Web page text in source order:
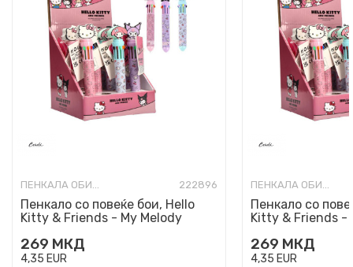
ПЕНКАЛА ОБИЧНИ 222896
Пенкало со повеќе бои, Hello
Kitty & Friends - My Melody
269 МКД
4,35 EUR
ПЕНКАЛА ОБИЧНИ
Пенкало со
Kitty & Friends -
269 МКД
4,35 EUR